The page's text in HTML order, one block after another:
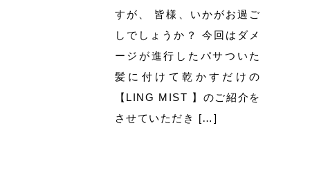
すが、 皆様、いかがお過ご
しでしょうか？ 今回はダメ
ージが進行したパサついた
髪に付けて乾かすだけの
【LING MIST 】のご紹介を
させていただき […]